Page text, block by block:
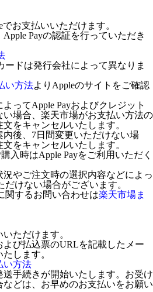
お支払いいただけます。
Payの認証を行っていただき
ードは発行会社によって異なりま
い方法よりAppleのサイトをご確認
ってApple Payおよびクレジット
場合、楽天市場がお支払い方法の
をキャンセルいたします。
後、7日間変更いただけない場
をキャンセルいたします。
入時はApple Payをご利用いただく
やご注文時の選択内容などによっ
だけない場合がございます。
関するお問い合わせは楽天市場ま
ただけます。
び払込票のURLを記載したメー
します。
い方法
手続きが開始いたします。お受け
どは、お早めのお支払いをお願い